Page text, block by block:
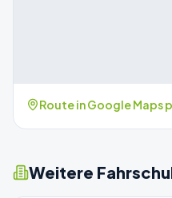
Route in Google Maps
Weitere